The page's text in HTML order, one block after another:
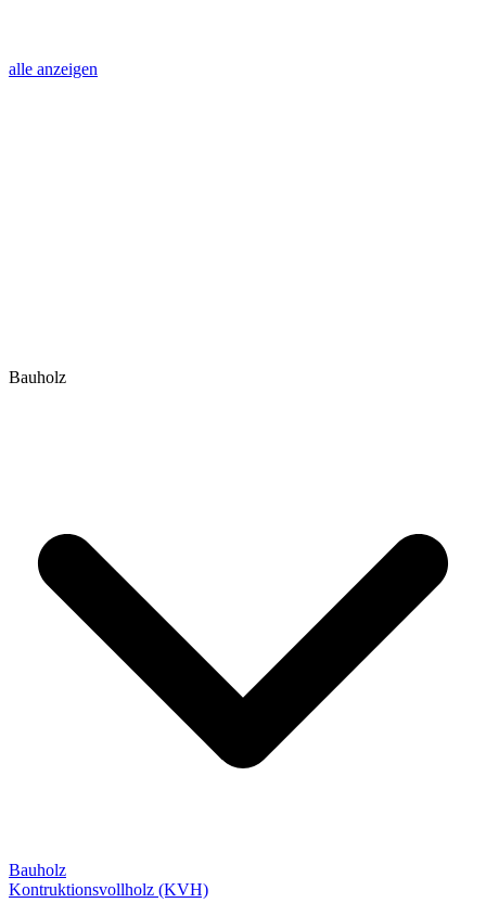
alle anzeigen
Bauholz
Bauholz
Kontruktionsvollholz (KVH)